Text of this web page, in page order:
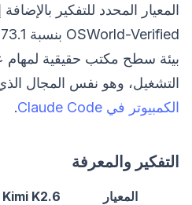
المعيار المحدد للتفكير
بيئة سطح مكتب حقيقية
التشغيل، وهو نفس المجال
الكمبيوتر في Claude Code
.
التفكير والمعرفة
المعيار
Kimi K2.6